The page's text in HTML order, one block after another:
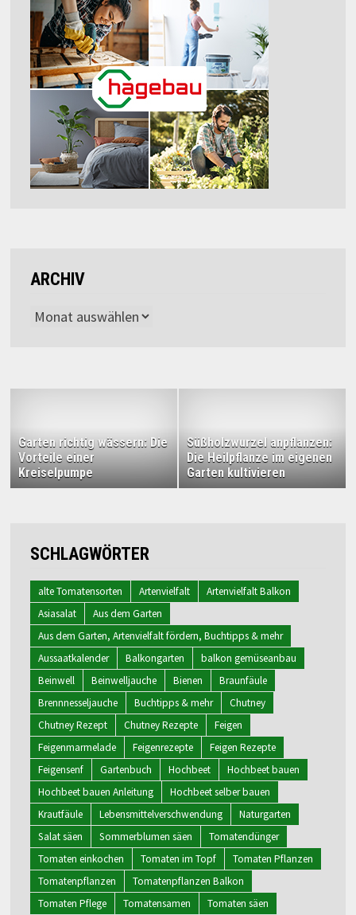
ARCHIV
Archiv
Garten richtig wässern: Die
Vorteile einer
Kreiselpumpe
Süßholzwurzel anpflanzen:
Die Heilpflanze im eigenen
Garten kultivieren
SCHLAGWÖRTER
alte Tomatensorten Artenvielfalt
Artenvielfalt Balkon
Asiasalat
Aus dem Garten
Aus dem Garten, Artenvielfalt fördern, Buchtipps & mehr
Aussaatkalender
Balkongarten
balkon gemüseanbau
Beinwell
Beinwelljauche Bienen
Braunfäule
Brennnesseljauche
Buchtipps & mehr
Chutney
Chutney Rezept
Chutney Rezepte
Feigen
Feigenmarmelade
Feigenrezepte
Feigen Rezepte
Feigensenf
Gartenbuch Hochbeet
Hochbeet bauen
Hochbeet bauen Anleitung
Hochbeet selber bauen
Krautfäule
Lebensmittelverschwendung
Naturgarten
Salat säen
Sommerblumen säen
Tomatendünger
Tomaten einkochen
Tomaten im Topf
Tomaten Pflanzen
Tomatenpflanzen
Tomatenpflanzen Balkon
Tomaten Pflege
Tomatensamen Tomaten säen